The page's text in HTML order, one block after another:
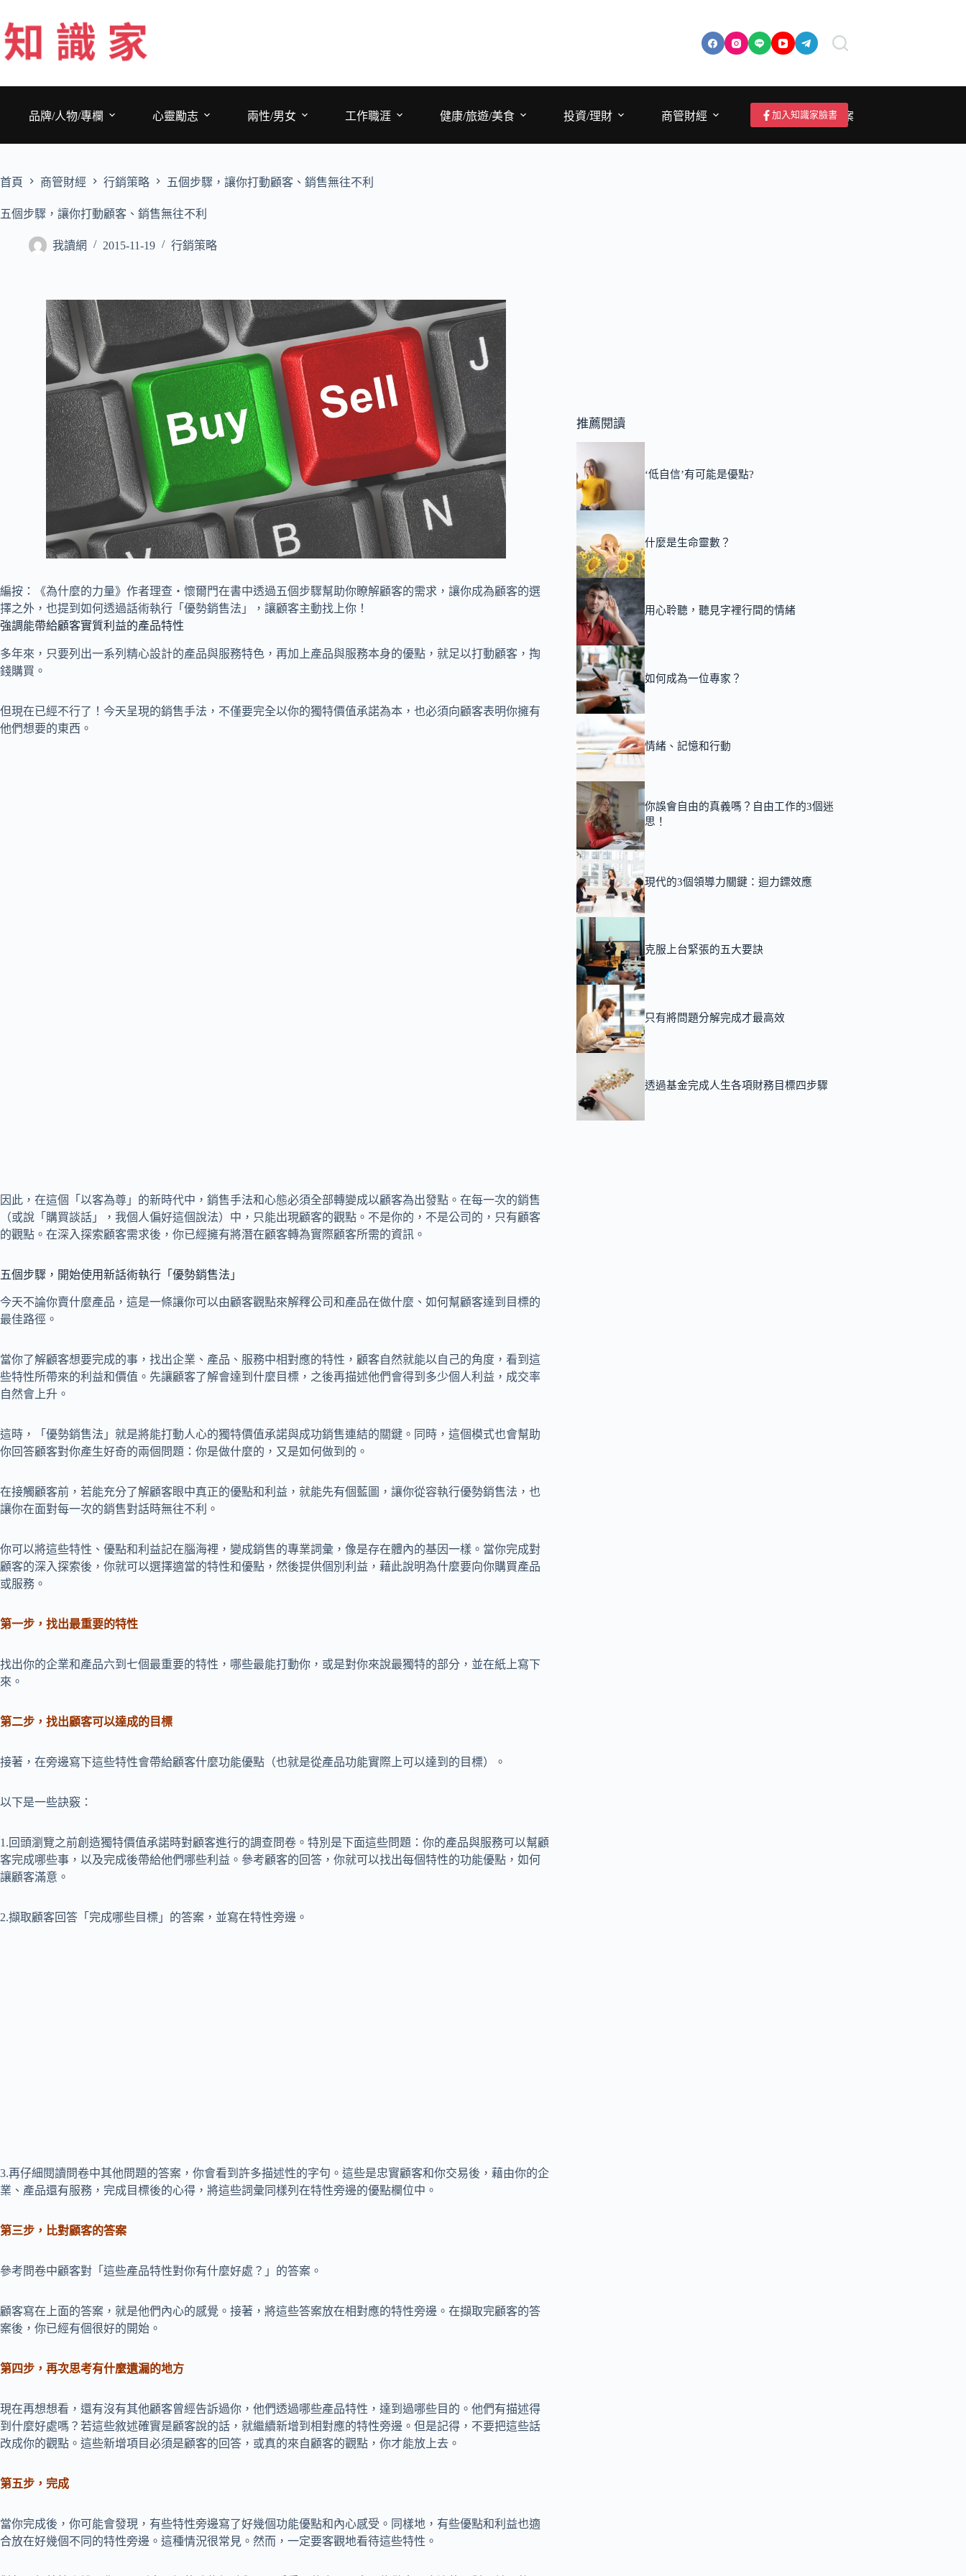
至
主
要
品牌/人物/專欄
心靈勵志 兩性/男女 工作職涯 健康/旅遊/美食 投資/理財 商管財經 成為作者/投稿/提案
加入知識家臉書
首頁 商管財經 行銷策略 五個步驟，讓你打動顧客、銷售無往不利
五個步驟，讓你打動顧客、銷售無往不利
我讀網 2015-11-19 行銷策略
編按：《為什麼的力量》作者理查‧懷爾門在書中透過五個步驟幫助你瞭解顧客的需求，讓你成為顧客的選
擇之外，也提到如何透過話術執行「優勢銷售法」，讓顧客主動找上你！
強調能帶給顧客實質利益的產品特性
多年來，只要列出一系列精心設計的產品與服務特色，再加上產品與服務本身的優點，就足以打動顧客，掏
錢購買。
但現在已經不行了！今天呈現的銷售手法，不僅要完全以你的獨特價值承諾為本，也必須向顧客表明你擁有
他們想要的東西。
因此，在這個「以客為尊」的新時代中，銷售手法和心態必須全部轉變成以顧客為出發點。在每一次的銷售
（或說「購買談話」，我個人偏好這個說法）中，只能出現顧客的觀點。不是你的，不是公司的，只有顧客
的觀點。在深入探索顧客需求後，你已經擁有將潛在顧客轉為實際顧客所需的資訊。
五個步驟，開始使用新話術執行「優勢銷售法」
今天不論你賣什麼產品，這是一條讓你可以由顧客觀點來解釋公司和產品在做什麼、如何幫顧客達到目標的
最佳路徑。
當你了解顧客想要完成的事，找出企業、產品、服務中相對應的特性，顧客自然就能以自己的角度，看到這
些特性所帶來的利益和價值。先讓顧客了解會達到什麼目標，之後再描述他們會得到多少個人利益，成交率
自然會上升。
這時，「優勢銷售法」就是將能打動人心的獨特價值承諾與成功銷售連結的關鍵。同時，這個模式也會幫助
你回答顧客對你產生好奇的兩個問題：你是做什麼的，又是如何做到的。
在接觸顧客前，若能充分了解顧客眼中真正的優點和利益，就能先有個藍圖，讓你從容執行優勢銷售法，也
讓你在面對每一次的銷售對話時無往不利。
你可以將這些特性、優點和利益記在腦海裡，變成銷售的專業詞彙，像是存在體內的基因一樣。當你完成對
顧客的深入探索後，你就可以選擇適當的特性和優點，然後提供個別利益，藉此說明為什麼要向你購買產品
或服務。
第一步，找出最重要的特性
找出你的企業和產品六到七個最重要的特性，哪些最能打動你，或是對你來說最獨特的部分，並在紙上寫下
來。
第二步，找出顧客可以達成的目標
接著，在旁邊寫下這些特性會帶給顧客什麼功能優點（也就是從產品功能實際上可以達到的目標）。
以下是一些訣竅：
1.回頭瀏覽之前創造獨特價值承諾時對顧客進行的調查問卷。特別是下面這些問題：你的產品與服務可以幫顧
客完成哪些事，以及完成後帶給他們哪些利益。參考顧客的回答，你就可以找出每個特性的功能優點，如何
讓顧客滿意。
2.擷取顧客回答「完成哪些目標」的答案，並寫在特性旁邊。
3.再仔細閱讀問卷中其他問題的答案，你會看到許多描述性的字句。這些是忠實顧客和你交易後，藉由你的企
業、產品還有服務，完成目標後的心得，將這些詞彙同樣列在特性旁邊的優點欄位中。
第三步，比對顧客的答案
參考問卷中顧客對「這些產品特性對你有什麼好處？」的答案。
顧客寫在上面的答案，就是他們內心的感覺。接著，將這些答案放在相對應的特性旁邊。在擷取完顧客的答
案後，你已經有個很好的開始。
第四步，再次思考有什麼遺漏的地方
現在再想想看，還有沒有其他顧客曾經告訴過你，他們透過哪些產品特性，達到過哪些目的。他們有描述得
到什麼好處嗎？若這些敘述確實是顧客說的話，就繼續新增到相對應的特性旁邊。但是記得，不要把這些話
改成你的觀點。這些新增項目必須是顧客的回答，或真的來自顧客的觀點，你才能放上去。
第五步，完成
當你完成後，你可能會發現，有些特性旁邊寫了好幾個功能優點和內心感受。同樣地，有些優點和利益也適
合放在好幾個不同的特性旁邊。這種情況很常見。然而，一定要客觀地看待這些特性。
推薦閱讀
‘低自信’有可能是優點?
什麼是生命靈數？
用心聆聽，聽見字裡行間的情緒
如何成為一位專家？
情緒、記憶和行動
你誤會自由的真義嗎？自由工作的3個迷
思！
現代的3個領導力關鍵：迴力鏢效應
克服上台緊張的五大要訣
只有將問題分解完成才最高效
透過基金完成人生各項財務目標四步驟